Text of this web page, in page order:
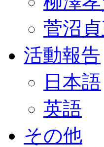
菅沼
活動報告
日本語
英語
その他